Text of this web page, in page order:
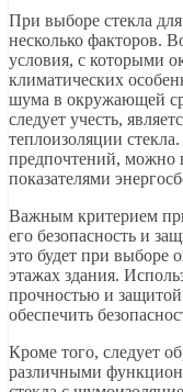
При выборе стекла
несколько факторов.
условия, с которыми
климатических
шума в окружающей
следует учесть,
теплоизоляции
предпочтений, можно
показателями
Важным критерием
его безопасность и
это будет при выборе
этажах здания.
прочностью и
обеспечить
Кроме того, следует
различными